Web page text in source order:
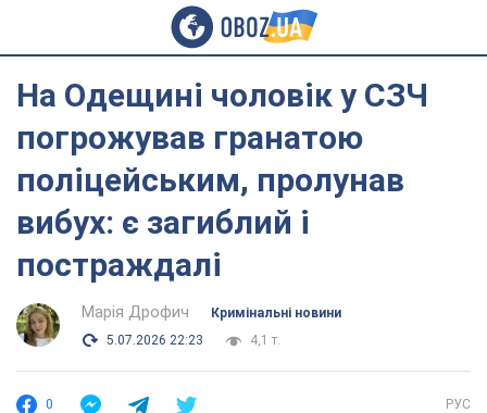
На Одещині чоловік у СЗЧ
погрожував гранатою
поліцейським, пролунав
вибух: є загиблий і
постраждалі
Марія Дрофич
Кримінальні новини
5.07.2026 22:23
4,1 т.
0 РУС